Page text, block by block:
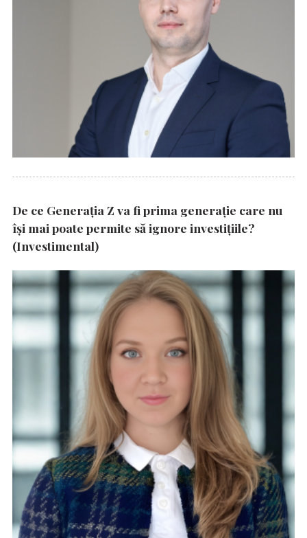
De ce Generația Z va fi prima generație care nu
își mai poate permite să ignore investițiile?
(Investimental)